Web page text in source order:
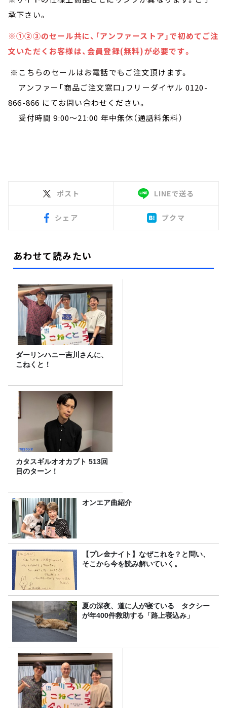
承下さい。
※①②③のセール共に、「アンファーストア」で初めてご注
文いただくお客様は、会員登録(無料)が必要です。
※こちらのセールはお電話でもご注文頂けます。
アンファー「商品ご注文窓口」フリーダイヤル 0120-
866-866 にてお問い合わせください。
受付時間 9:00～21:00 年中無休（通話料無料）
ポスト LINEで送る
シェア ブクマ
あわせて読みたい
ダーリンハニー吉川さんに、
こねくと！
カタスギルオオカブト 513回
目のターン！
オンエア曲紹介
【プレ金ナイト】なぜこれを？と問い、
そこから今を読み解いていく。
夏の深夜、道に人が寝ている タクシー
が年400件救助する「路上寝込み」